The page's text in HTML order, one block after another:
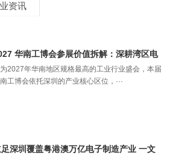
资讯
华南工博会参展价值拆解：深耕湾区电
对接龙头、外贸拓客三大优势
2027年华南地区规格最高的工业行业盛会，本届
工博会依托深圳的产业核心区位，···
深圳覆盖粤港澳万亿电子制造产业 一文